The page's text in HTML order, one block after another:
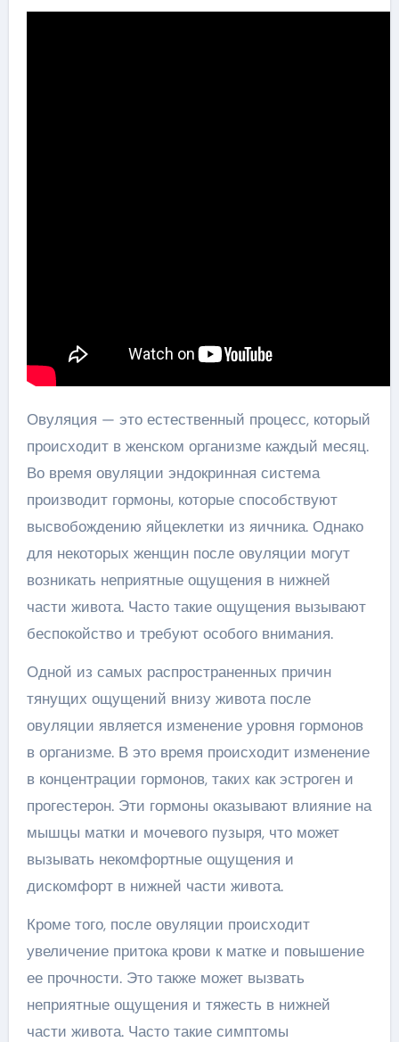
Овуляция — это естественный процесс, который
происходит в женском организме каждый месяц.
Во время овуляции эндокринная система
производит гормоны, которые способствуют
высвобождению яйцеклетки из яичника. Однако
для некоторых женщин после овуляции могут
возникать неприятные ощущения в нижней
части живота. Часто такие ощущения вызывают
беспокойство и требуют особого внимания.
Одной из самых распространенных причин
тянущих ощущений внизу живота после
овуляции является изменение уровня гормонов
в организме. В это время происходит изменение
в концентрации гормонов, таких как эстроген и
прогестерон. Эти гормоны оказывают влияние на
мышцы матки и мочевого пузыря, что может
вызывать некомфортные ощущения и
дискомфорт в нижней части живота.
Кроме того, после овуляции происходит
увеличение притока крови к матке и повышение
ее прочности. Это также может вызвать
неприятные ощущения и тяжесть в нижней
части живота. Часто такие симптомы